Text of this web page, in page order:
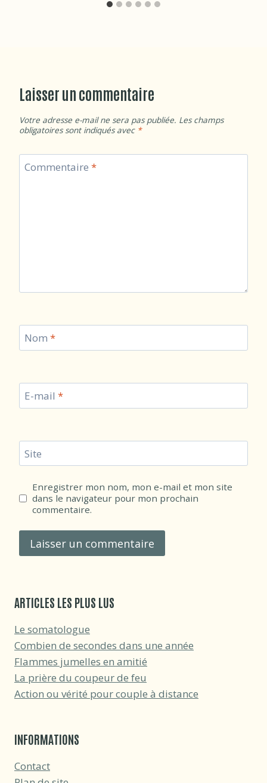
Laisser un commentaire
Votre adresse e-mail ne sera pas publiée. Les champs
obligatoires sont indiqués avec *
Commentaire *
Nom *
E-mail *
Site
Enregistrer mon nom, mon e-mail et mon site
dans le navigateur pour mon prochain
commentaire.
ARTICLES LES PLUS LUS
Le somatologue
Combien de secondes dans une année
Flammes jumelles en amitié
La prière du coupeur de feu
Action ou vérité pour couple à distance
INFORMATIONS
Contact